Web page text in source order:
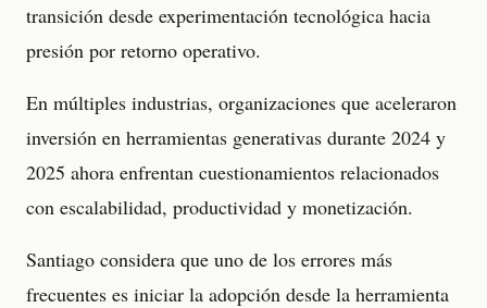
transición desde experimentación tecnológica hacia
presión por retorno operativo.
En múltiples industrias, organizaciones que aceleraron
inversión en herramientas generativas durante 2024 y
2025 ahora enfrentan cuestionamientos relacionados
con escalabilidad, productividad y monetización.
Santiago considera que uno de los errores más
frecuentes es iniciar la adopción desde la herramienta